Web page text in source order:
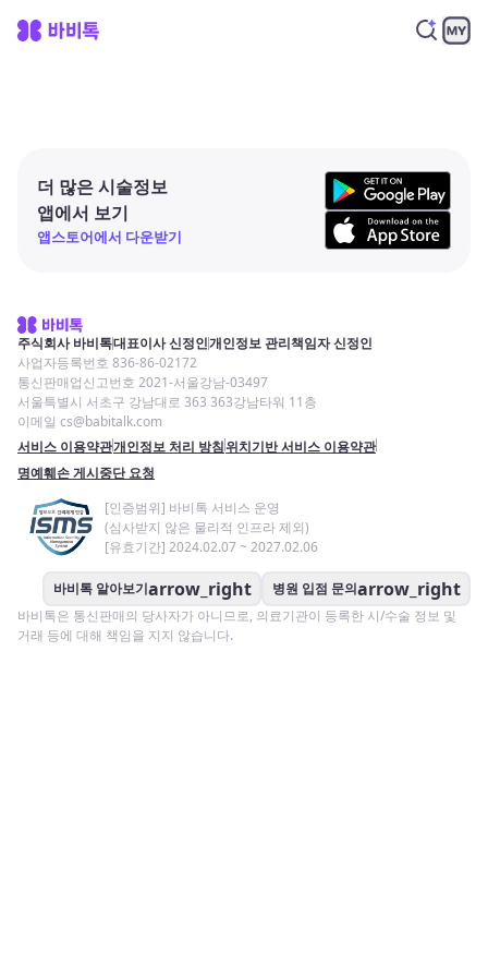
더 많은 시술정보
앱에서 보기
앱스토어에서 다운받기
주식회사 바비톡대표이사 신정인개인정보 관리책임자 신정인
사업자등록번호 836-86-02172
통신판매업신고번호 2021-서울강남-03497
서울특별시 서초구 강남대로 363 363강남타워 11층
이메일 cs@babitalk.com
서비스 이용약관개인정보 처리 방침위치기반 서비스 이용약관
명예훼손 게시중단 요청
[인증범위] 바비톡 서비스 운영
(심사받지 않은 물리적 인프라 제외)
[유효기간] 2024.02.07 ~ 2027.02.06
바비톡 알아보기arrow_right 병원 입점 문의arrow_right
바비톡은 통신판매의 당사자가 아니므로, 의료기관이 등록한 시/수술 정보 및
거래 등에 대해 책임을 지지 않습니다.